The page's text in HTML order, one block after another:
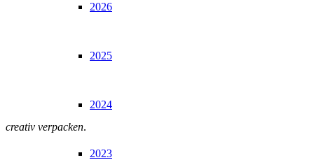
2026
2025
2024
2023
creativ verpacken.